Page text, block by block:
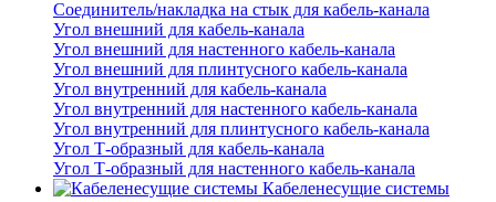
Соединитель/накладка на стык для кабель-канала
Угол внешний для кабель-канала
Угол внешний для настенного кабель-канала
Угол внешний для плинтусного кабель-канала
Угол внутренний для кабель-канала
Угол внутренний для настенного кабель-канала
Угол внутренний для плинтусного кабель-канала
Угол Т-образный для кабель-канала
Угол Т-образный для настенного кабель-канала
Кабеленесущие системы